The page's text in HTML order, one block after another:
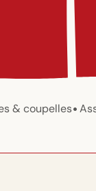
& coupelles•